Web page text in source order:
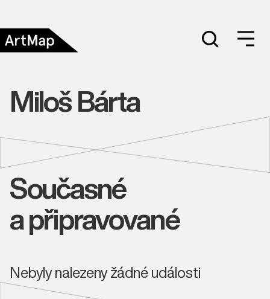
Miloš Bárta
Současné
a připravované
Nebyly nalezeny žádné události